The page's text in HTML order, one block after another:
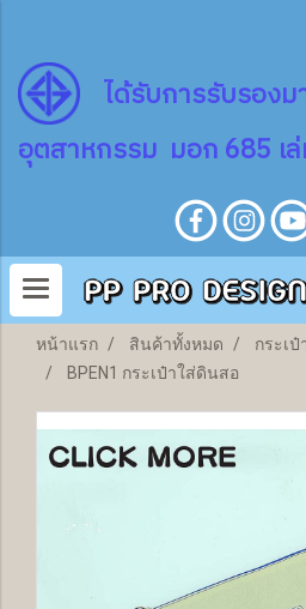
ได้รับการรับรอง
อุตสาหกรรม มอก 685 เ
หน้าแรก สินค้าทั้งหมด กระเป๋
BPEN1 กระเป๋าใส่ดินสอ